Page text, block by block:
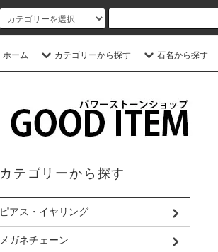
ホーム カテゴリーから探す 石名から探す
カテゴリーから探す
ピアス・イヤリング
メガネチェーン